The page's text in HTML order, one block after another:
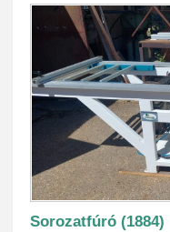
Sorozatfúró (1884)